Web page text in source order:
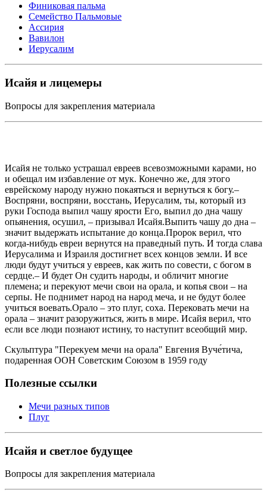
Финиковая пальма
Семейство Пальмовые
Ассирия
Вавилон
Иерусалим
Исайя и лицемеры
Вопросы для закрепления материала
Исайя не только устрашал евреев всевозможными карами, но
и обещал им избавление от мук. Конечно же, для этого
еврейскому народу нужно покаяться и вернуться к богу.–
Воспряни, воспряни, восстань, Иерусалим, ты, который из
руки Господа выпил чашу ярости Его, выпил до дна чашу
опьянения, осушил, – призывал Исайя.Выпить чашу до дна –
значит выдержать испытание до конца.Пророк верил, что
когда-нибудь евреи вернутся на праведный путь. И тогда слава
Иерусалима и Израиля достигнет всех концов земли. И все
люди будут учиться у евреев, как жить по совести, с богом в
сердце.– И будет Он судить народы, и обличит многие
племена; и перекуют мечи свои на орала, и копья свои – на
серпы. Не поднимет народ на народ меча, и не будут более
учиться воевать.Орало – это плуг, соха. Перековать мечи на
орала – значит разоружиться, жить в мире. Исайя верил, что
если все люди познают истину, то наступит всеобщий мир.
Скульптура "Перекуем мечи на орала" Евгения Вуче́тича,
подаренная ООН Советским Союзом в 1959 году
Полезные ссылки
Мечи разных типов
Плуг
Исайя и светлое будущее
Вопросы для закрепления материала